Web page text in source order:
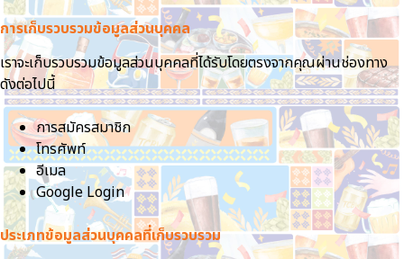
การเก็บรวบรวมข้อมูลส่วนบุคคล
เราจะเก็บรวบรวมข้อมูลส่วนบุคคลที่ได้รับโดยตรงจากคุณผ่านช่องทาง
ดังต่อไปนี้
การสมัครสมาชิก
โทรศัพท์
อีเมล
Google Login
ประเภทข้อมูลส่วนบุคคลที่เก็บรวบรวม